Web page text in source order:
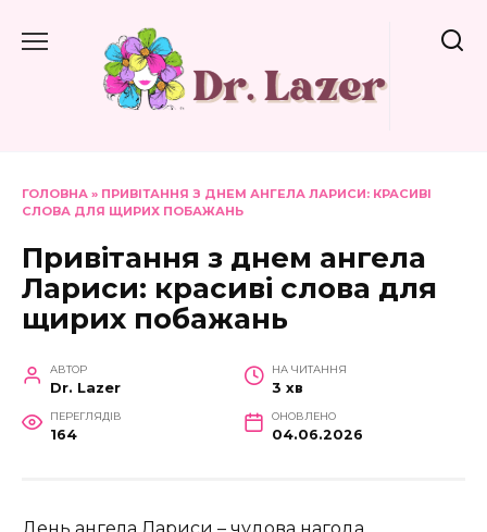
до
ГОЛОВНА » ПРИВІТАННЯ З ДНЕМ АНГЕЛА ЛАРИСИ: КРАСИВІ
СЛОВА ДЛЯ ЩИРИХ ПОБАЖАНЬ
Привітання з днем ангела
Лариси: красиві слова для
щирих побажань
АВТОР
Dr. Lazer
НА ЧИТАННЯ
3 хв
ПЕРЕГЛЯДІВ
164
ОНОВЛЕНО
04.06.2026